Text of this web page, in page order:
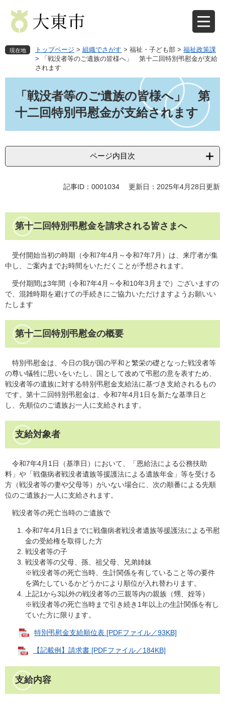
先
す
を
し
現在地 トップページ > 組織でさがす > 福祉・子ども部 > 福祉政策課
>
「戦没者等のご遺族の皆様へ」 第十二回特別弔慰金が支給
されます
「戦没者等のご遺族の皆様へ」 第
十二回特別弔慰金が支給されます
ページ内目次
記事ID：0001034 更新日：2025年4月28日更新
第十二回特別弔慰金を請求される皆さまへ
受付開始当初の時期（令和7年4月～令和7年7月）は、来庁者が集
中し、ご案内までお時間をいただくことが予想されます。
受付期間は3年間（令和7年4月～令和10年3月まで）ございますの
で、混雑時期を避けての手続きにご協力いただけますようお願いい
たします
第十二回特別弔慰金の概要
特別弔慰金は、今日の我が国の平和と繁栄の礎となった戦没者等
の尊い犠牲に思いをいたし、国として改めて弔慰の意を表すため、
戦没者等の遺族に対する特別弔慰金支給法に基づき支給されるもの
です。第十二回特別弔慰金は、令和7年4月1日を新たな基準日と
し、先順位のご遺族お一人に支給されます。
支給対象者
令和7年4月1日（基準日）において、「恩給法による公務扶助
料」や「戦傷病者戦没者遺族等援護法による遺族年金」等を受ける
方（戦没者等の妻や父母等）がいない場合に、次の順番による先順
位のご遺族お一人に支給されます。
戦没者等の死亡当時のご遺族で
令和7年4月1日までに戦傷病者戦没者遺族等援護法による弔慰
金の受給権を取得した方
戦没者等の子
戦没者等の父母、孫、祖父母、兄弟姉妹
※戦没者等の死亡当時、生計関係を有していること等の要件
を満たしているかどうかにより順位が入れ替わります。
上記1から3以外の戦没者等の三親等内の親族（甥、姪等）
※戦没者等の死亡当時まで引き続き1年以上の生計関係を有し
ていた方に限ります。
特別弔慰金支給順位表 [PDFファイル／93KB]
【記載例】請求書 [PDFファイル／184KB]
支給内容